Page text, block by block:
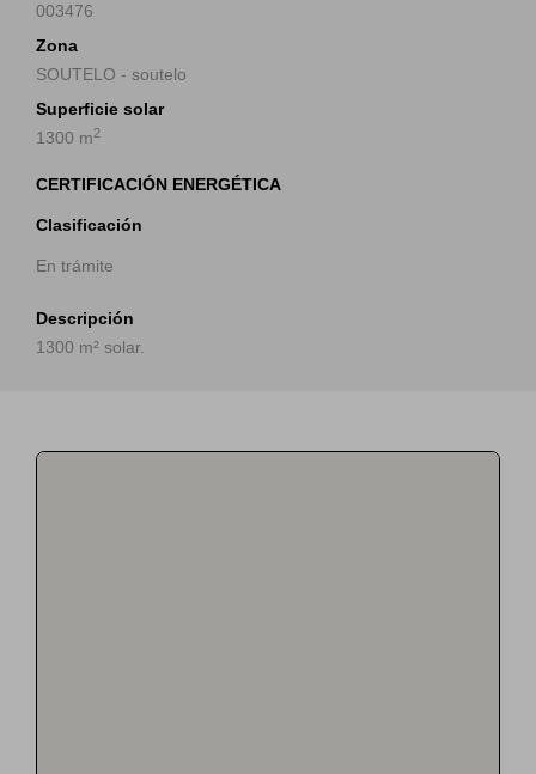
003476
Zona
SOUTELO - soutelo
Superficie solar
1300 m2
CERTIFICACIÓN ENERGÉTICA
Clasificación
En trámite
Descripción
1300 m² solar.